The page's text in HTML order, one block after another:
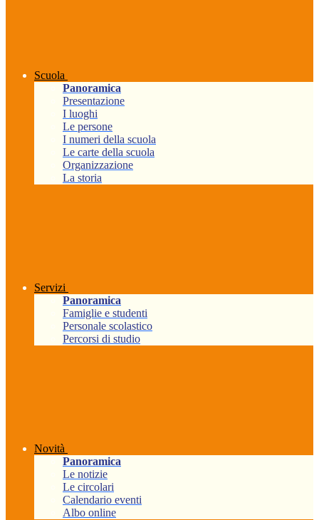
Scuola
Panoramica
Presentazione
I luoghi
Le persone
I numeri della scuola
Le carte della scuola
Organizzazione
La storia
Servizi
Panoramica
Famiglie e studenti
Personale scolastico
Percorsi di studio
Novità
Panoramica
Le notizie
Le circolari
Calendario eventi
Albo online